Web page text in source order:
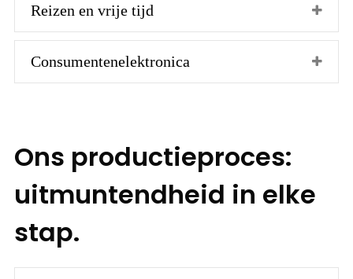
Reizen en vrije tijd
Consumentenelektronica
Ons productieproces:
uitmuntendheid in elke
stap.